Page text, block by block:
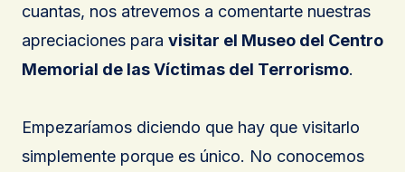
cuantas, nos atrevemos a comentarte nuestras
apreciaciones para visitar el Museo del Centro
Memorial de las Víctimas del Terrorismo.
Empezaríamos diciendo que hay que visitarlo
simplemente porque es único. No conocemos